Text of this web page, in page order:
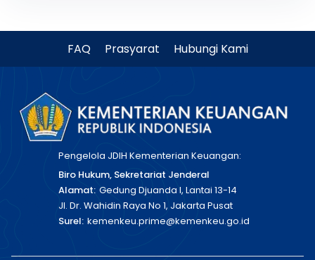
FAQ Prasyarat Hubungi Kami
Pengelola JDIH Kementerian Keuangan:
Biro Hukum, Sekretariat Jenderal
Alamat: Gedung Djuanda I, Lantai 13-14
Jl. Dr. Wahidin Raya No 1, Jakarta Pusat
Surel: kemenkeu.prime@kemenkeu.go.id